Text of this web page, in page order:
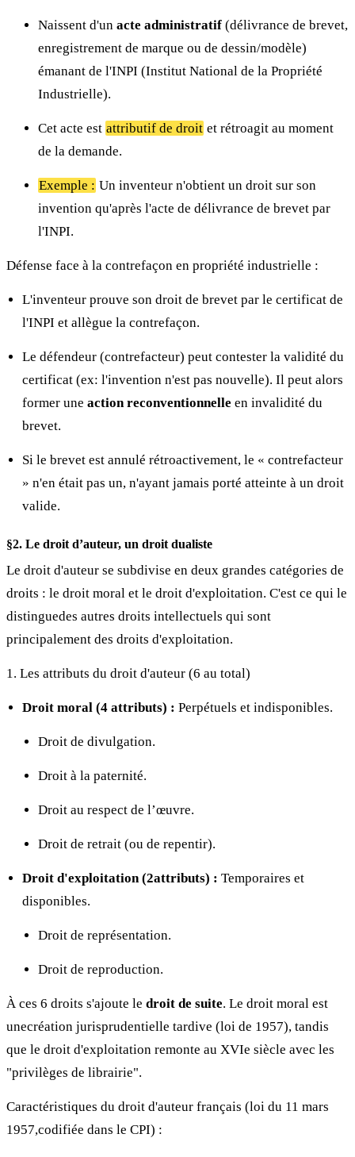
Naissent d'un acte administratif (délivrance de brevet,
enregistrement de marque ou de dessin/modèle)
émanant de l'INPI (Institut National de la Propriété
Industrielle).
Cet acte est attributif de droit et rétroagit au moment
de la demande.
Exemple : Un inventeur n'obtient un droit sur son
invention qu'après l'acte de délivrance de brevet par
l'INPI.
Défense face à la contrefaçon en propriété industrielle :
L'inventeur prouve son droit de brevet par le certificat de
l'INPI et allègue la contrefaçon.
Le défendeur (contrefacteur) peut contester la validité du
certificat (ex: l'invention n'est pas nouvelle). Il peut alors
former une action reconventionnelle en invalidité du
brevet.
Si le brevet est annulé rétroactivement, le « contrefacteur
» n'en était pas un, n'ayant jamais porté atteinte à un droit
valide.
§2. Le droit d’auteur, un droit dualiste
Le droit d'auteur se subdivise en deux grandes catégories de
droits : le droit moral et le droit d'exploitation. C'est ce qui le
distinguedes autres droits intellectuels qui sont
principalement des droits d'exploitation.
1. Les attributs du droit d'auteur (6 au total)
Droit moral (4 attributs) : Perpétuels et indisponibles.
Droit de divulgation.
Droit à la paternité.
Droit au respect de l’œuvre.
Droit de retrait (ou de repentir).
Droit d'exploitation (2attributs) : Temporaires et
disponibles.
Droit de représentation.
Droit de reproduction.
À ces 6 droits s'ajoute le droit de suite. Le droit moral est
unecréation jurisprudentielle tardive (loi de 1957), tandis
que le droit d'exploitation remonte au XVIe siècle avec les
"privilèges de librairie".
Caractéristiques du droit d'auteur français (loi du 11 mars
1957,codifiée dans le CPI) :